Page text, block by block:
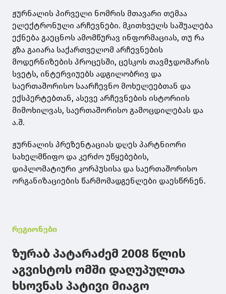
ჟურნალის პირველი ნომრის მთავარი თემაა
ელექტრონული არჩევნები. მკითხველს საშუალება
ექნება გაეცნოს ამომწურავ ინფორმაციას, თუ რა
გზა გაიარა საქართველომ არჩევნების
მოდერნიზების პროცესში, ცესკოს თავმჯდომარის
სვეტს, ინტერვიუებს ადგილობრივ და
საერთაშორისო საარჩევნო მოხელეებთან და
ექსპერტებთან, ასევე არჩევნების ისტორიის
მიმოხილვას, საერთაშორისო გამოცდილებას და
ა.შ.
ჟურნალის პრეზენტაციას დღეს პარტნიორი
სახელმწიფო და კერძო უწყებების,
დიპლომატიური კორპუსისა და საერთაშორისო
ორგანიზაციების წარმომადგენლები დაესწრნენ.
რეგიონები
ზურაბ პატარაძემ 2008 წლის
აგვისტოს ომში დაღუპულთა
ხსოვნას პატივი მიაგო